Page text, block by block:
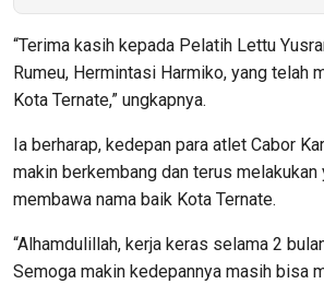
“Terima kasih kepada Pelatih Lettu
Rumeu, Hermintasi Harmiko, yang telah
Kota Ternate,” ungkapnya.
Ia berharap, kedepan para atlet Cabor
makin berkembang dan terus
membawa nama baik Kota Ternate.
“Alhamdulillah, kerja keras selama 2
Semoga makin kedepannya masih bisa